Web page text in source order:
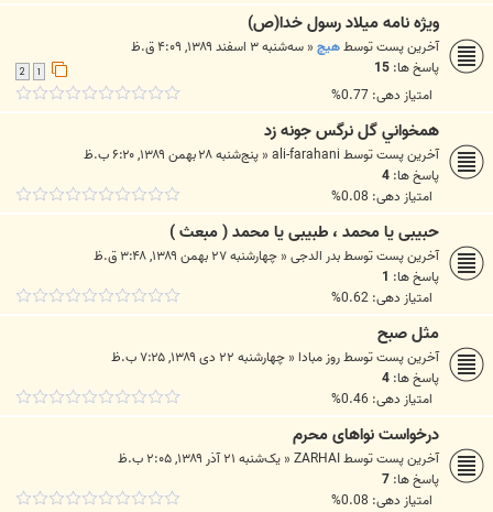
ويژه نامه ميلاد رسول خدا(ص)
آخرین پست توسطهیچ« سه‌شنبه ۳ اسفند ۱۳۸۹, ۴:۰۹ ق.ظ
پاسخ ها: 15
امتیاز دهی: 0.77%
همخواني گل نرگس جونه زد
آخرین پست توسطali-farahani
« پنج‌شنبه ۲۸ بهمن ۱۳۸۹, ۶:۲۰ ب.ظ
پاسخ ها: 4
امتیاز دهی: 0.08%
حبیبی یا محمد ، طبیبی یا محمد ( مبعث )
آخرین پست توسطبدر الدجى« چهارشنبه ۲۷ بهمن ۱۳۸۹, ۳:۴۸ ق.ظ
پاسخ ها: 1
امتیاز دهی: 0.62%
مثل صبح
آخرین پست توسطروز مبادا« چهارشنبه ۲۲ دی ۱۳۸۹, ۷:۲۵ ب.ظ
پاسخ ها: 4
امتیاز دهی: 0.46%
درخواست نواهای محرم
آخرین پست توسطZARHAI
« یک‌شنبه ۲۱ آذر ۱۳۸۹, ۲:۰۵ ب.ظ
پاسخ ها: 7
امتیاز دهی: 0.08%